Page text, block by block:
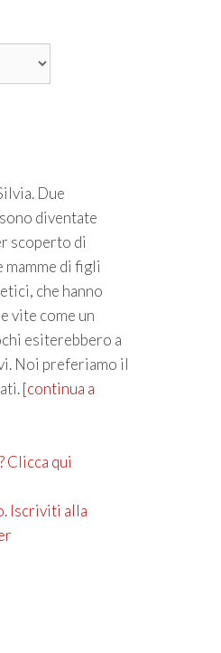
Due
diventate
scoperto di
mamme di figli
che hanno
vite come un
esiterebbero a
Noi preferiamo il
[continua a
Clicca qui
Iscriviti alla